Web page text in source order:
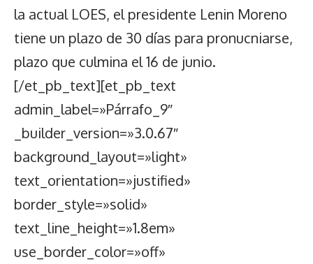
la actual LOES, el presidente Lenin Moreno
tiene un plazo de 30 días para pronucniarse,
plazo que culmina el 16 de junio.
[/et_pb_text][et_pb_text
admin_label=»Párrafo_9″
_builder_version=»3.0.67″
background_layout=»light»
text_orientation=»justified»
border_style=»solid»
text_line_height=»1.8em»
use_border_color=»off»